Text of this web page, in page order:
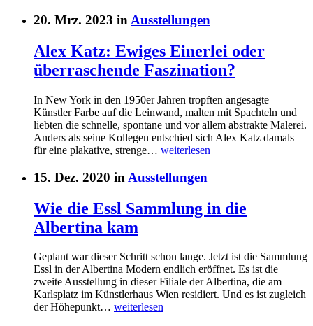
20. Mrz. 2023 in Ausstellungen
Alex Katz: Ewiges Einerlei oder
überraschende Faszination?
In New York in den 1950er Jahren tropften angesagte
Künstler Farbe auf die Leinwand, malten mit Spachteln und
liebten die schnelle, spontane und vor allem abstrakte Malerei.
Anders als seine Kollegen entschied sich Alex Katz damals
für eine plakative, strenge… weiterlesen
15. Dez. 2020 in Ausstellungen
Wie die Essl Sammlung in die
Albertina kam
Geplant war dieser Schritt schon lange. Jetzt ist die Sammlung
Essl in der Albertina Modern endlich eröffnet. Es ist die
zweite Ausstellung in dieser Filiale der Albertina, die am
Karlsplatz im Künstlerhaus Wien residiert. Und es ist zugleich
der Höhepunkt… weiterlesen